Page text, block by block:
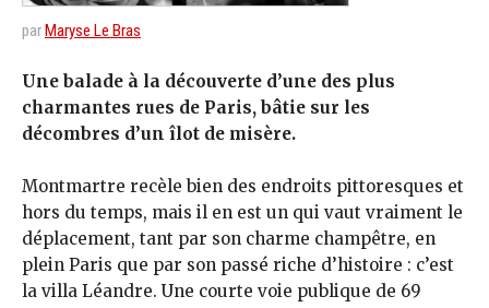
parMaryse Le Bras
Une balade à la découverte d’une des plus
charmantes rues de Paris, bâtie sur les
décombres d’un îlot de misère.
Montmartre recèle bien des endroits pittoresques et
hors du temps, mais il en est un qui vaut vraiment le
déplacement, tant par son charme champêtre, en
plein Paris que par son passé riche d’histoire : c’est
la villa Léandre. Une courte voie publique de 69